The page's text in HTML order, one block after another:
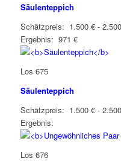
Säulenteppich
Schätzpreis: 1.500 € -
Ergebnis: 971 €
Los 675
Säulenteppich
Schätzpreis: 1.500 € -
Ergebnis:
Los 676